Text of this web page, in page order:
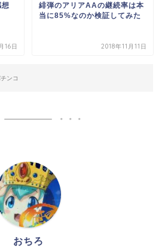
16日
緋弾のアリアAAの継続率は本
当に85%なのか検証してみた
2018年11月11日
ンコ
おちろ